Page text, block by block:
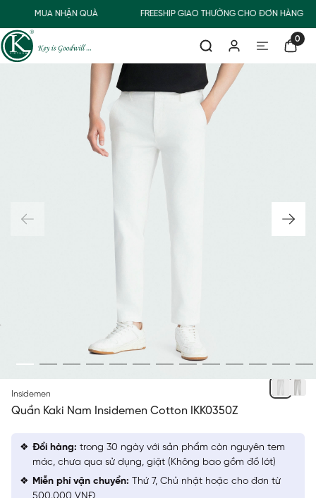
MUA NHẬN QUÀ FREESHIP GIAO THƯỜNG CHO ĐƠN HÀNG
0
Insidemen
Quần Kaki Nam Insidemen Cotton IKK0350Z
Đổi hàng: trong 30 ngày với sản phẩm còn nguyên tem
mác, chưa qua sử dụng, giặt (Không bao gồm đồ lót)
Miễn phí vận chuyển: Thứ 7, Chủ nhật hoặc cho đơn từ
500.000 VNĐ